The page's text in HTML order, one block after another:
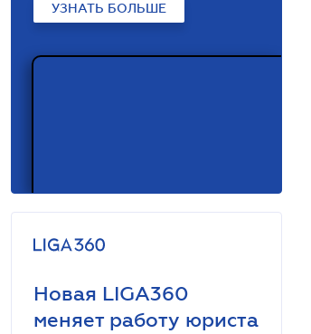
УЗНАТЬ БОЛЬШЕ
Новая LIGA360
меняет работу юриста